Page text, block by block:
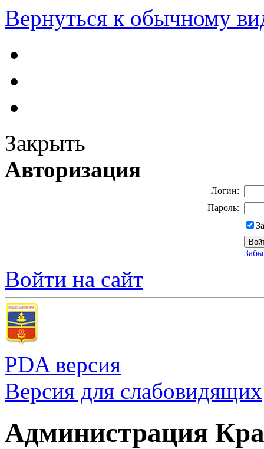
Вернуться к обычному
Закрыть
Авторизация
Логин:
Пароль:
Войти на сайт
PDA версия
Версия для слабовидящих
Администрация